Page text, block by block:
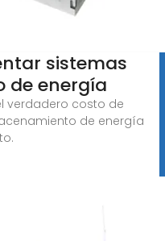
sistemas
de energía
verdadero costo de
de energía